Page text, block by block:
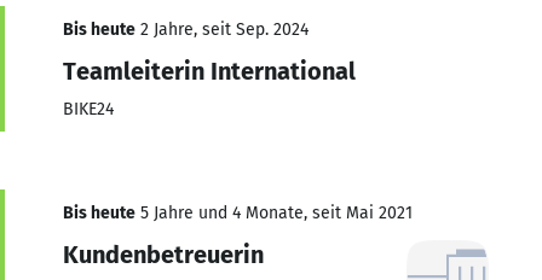
Bis heute 2 Jahre, seit Sep. 2024
Teamleiterin International
BIKE24
Bis heute 5 Jahre und 4 Monate, seit Mai 2021
Kundenbetreuerin